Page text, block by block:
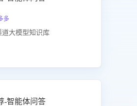
多
道大模型知识库
-智能体问答